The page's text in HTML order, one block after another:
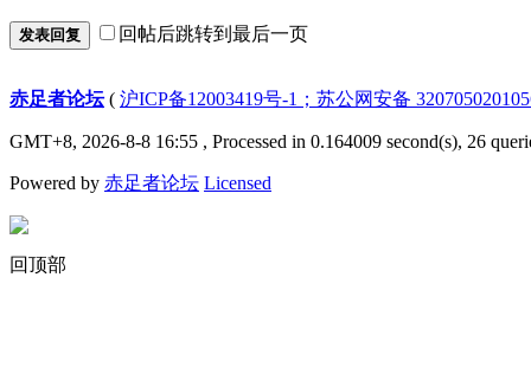
发表回复 回帖后跳转到最后一页
赤足者论坛( 沪ICP备12003419号-1；苏公网安备
GMT+8, 2026-8-8 16:55 , Processed in 0.164009 second(s), 26
Powered by 赤足者论坛 Licensed
回顶部